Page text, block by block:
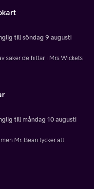
till söndag 9 augusti
saker de hittar i Mrs Wickets
till måndag 10 augusti
Mr. Bean tycker att